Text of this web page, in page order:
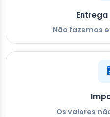
Entrega
Não fazemos
Os valores